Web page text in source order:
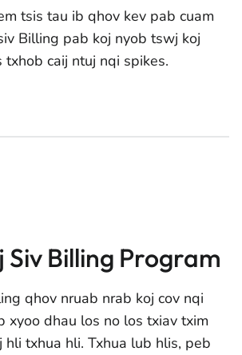
tsis tau ib qhov kev pab cuam
Billing pab koj nyob tswj koj
caij ntuj nqi spikes.
Siv Billing Program
qhov nruab nrab koj cov nqi
xyoo dhau los no los txiav txim
hli txhua hli. Txhua lub hlis, peb